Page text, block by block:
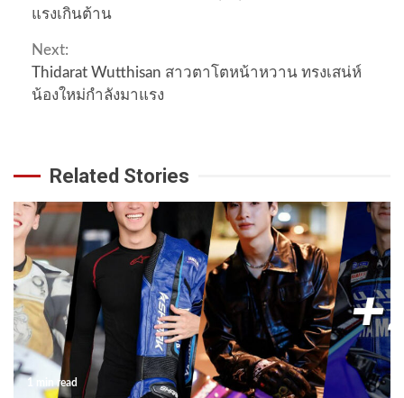
Reading
แรงเกินต้าน
Next:
Thidarat Wutthisan สาวตาโตหน้าหวาน ทรงเสน่ห์
น้องใหม่กำลังมาแรง
Related Stories
1 min read